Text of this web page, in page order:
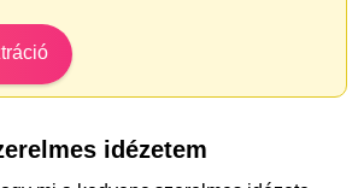
idézetem